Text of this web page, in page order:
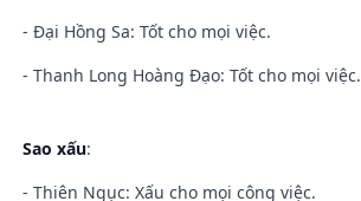
- Đại Hồng Sa: Tốt cho mọi việc.
- Thanh Long Hoàng Đạo: Tốt cho mọi việc.
Sao xấu:
- Thiên Ngục: Xấu cho mọi công việc.